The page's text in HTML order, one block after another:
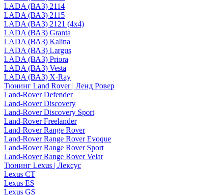
LADA (ВАЗ) 2114
LADA (ВАЗ) 2115
LADA (ВАЗ) 2121 (4x4)
LADA (ВАЗ) Granta
LADA (ВАЗ) Kalina
LADA (ВАЗ) Largus
LADA (ВАЗ) Priora
LADA (ВАЗ) Vesta
LADA (ВАЗ) X-Ray
Тюнинг Land Rover | Ленд Ровер
Land-Rover Defender
Land-Rover Discovery
Land-Rover Discovery Sport
Land-Rover Freelander
Land-Rover Range Rover
Land-Rover Range Rover Evoque
Land-Rover Range Rover Sport
Land-Rover Range Rover Velar
Тюнинг Lexus | Лексус
Lexus CT
Lexus ES
Lexus GS